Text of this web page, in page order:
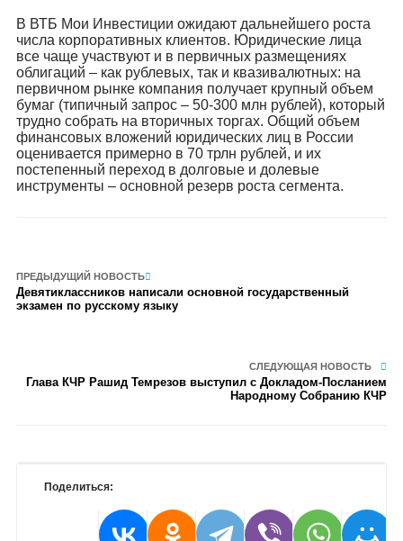
В ВТБ Мои Инвестиции ожидают дальнейшего роста
числа корпоративных клиентов. Юридические лица
все чаще участвуют и в первичных размещениях
облигаций – как рублевых, так и квазивалютных: на
первичном рынке компания получает крупный объем
бумаг (типичный запрос – 50-300 млн рублей), который
трудно собрать на вторичных торгах. Общий объем
финансовых вложений юридических лиц в России
оценивается примерно в 70 трлн рублей, и их
постепенный переход в долговые и долевые
инструменты – основной резерв роста сегмента.
ПРЕДЫДУЩИЙ НОВОСТЬ
Девятиклассников написали основной государственный
экзамен по русскому языку
СЛЕДУЮЩАЯ НОВОСТЬ
Глава КЧР Рашид Темрезов выступил с Докладом-Посланием
Народному Собранию КЧР
Поделиться: